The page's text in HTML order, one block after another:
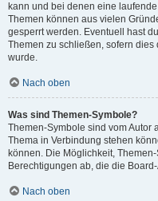
kann und bei denen eine
Themen können aus vielen
gesperrt werden. Eventuell hast
Themen zu schließen, sofern
wurde.
Nach oben
Was sind Themen-Symbole?
Themen-Symbole sind vom Autor
Thema in Verbindung stehen
können. Die Möglichkeit,
Berechtigungen ab, die die
Nach oben